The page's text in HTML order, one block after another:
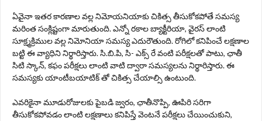
ఏవైనా ఇతర కారణాల వల్ల నిమోయనియాకు చికిత్స తీసుకోకపోతే సమస్య
మరింత సంక్లిష్టంగా మారుతుంది. ఎన్నో రకాల బ్యాక్టీరియా, వైరస్ లాంటి
సూక్ష్మక్రిముల వల్ల నిమోనియా సమస్య ఎదురౌతుంది. రోగిలో కనిపించే లక్షణాల
బట్టి ఈ వ్యాధిని నిర్థారిస్తారు. సి.బి.పి, సి- ఎక్స్ రే వంటి పరీక్షలతో పాటు, ఛాతీ
సిటి స్కాన్, కఫం పరీక్షలు లాంటి వాటి ద్వారా సమస్యలను నిర్థారిస్తారు. ఈ
సమస్యకు యాంటీబయాటిక్ తో చికిత్స చేయాల్సి ఉంటుంది.
ఎవరికైనా మూడురోజులకు పైబడి జ్వరం, ఛాతీనొప్పి, ఊపిరి సరిగా
తీసుకోకపోవడం లాంటి లక్షణాలు కనిపిస్తే వెంటనే పరీక్షలు చేయించుకుని,